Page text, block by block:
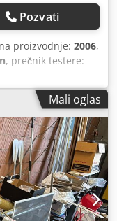
Pozvati
proizvodnje: 2006,
, prečnik testere:
Dvostruka
Broj obrtaja
kW (po testernoj
Dsdpjzdvniefx Ah
0° do 45° ulevo
45° Maks. dužina
modela) Materijal
Mali oglas